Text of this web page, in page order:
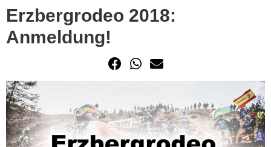
Erzbergrodeo 2018:
Anmeldung!